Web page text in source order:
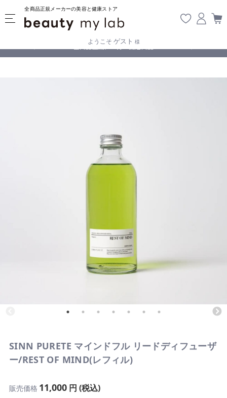
全商品正規メーカーの美容と健康ストア
ようこそ ゲスト 様
全商品正規メーカー流通商品
SINN PURETE マインドフル リードディフューザ
ー/REST OF MIND(レフィル)
販売価格 11,000円 (税込)